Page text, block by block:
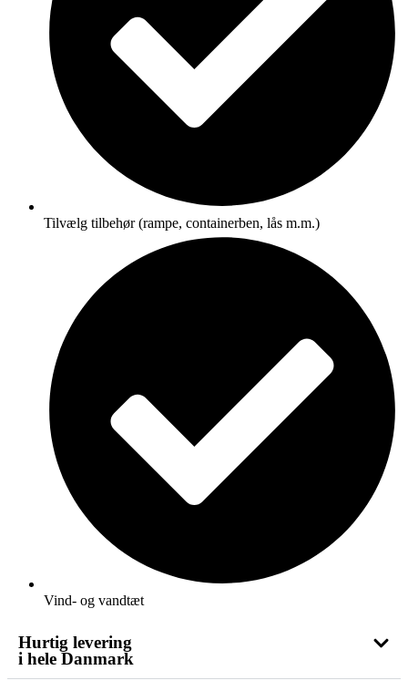
Tilvælg tilbehør (rampe, containerben, lås m.m.)
Vind- og vandtæt
Hurtig levering
i hele Danmark